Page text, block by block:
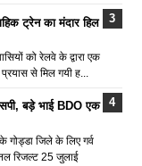
ट्रेन का मंदार हिल
को रेलवे के द्वारा एक
से मिल गयी ह...
बड़े भाई BDO एक
के गोड्डा जिले के लिए गर्व
रिजल्ट 25 जुलाई